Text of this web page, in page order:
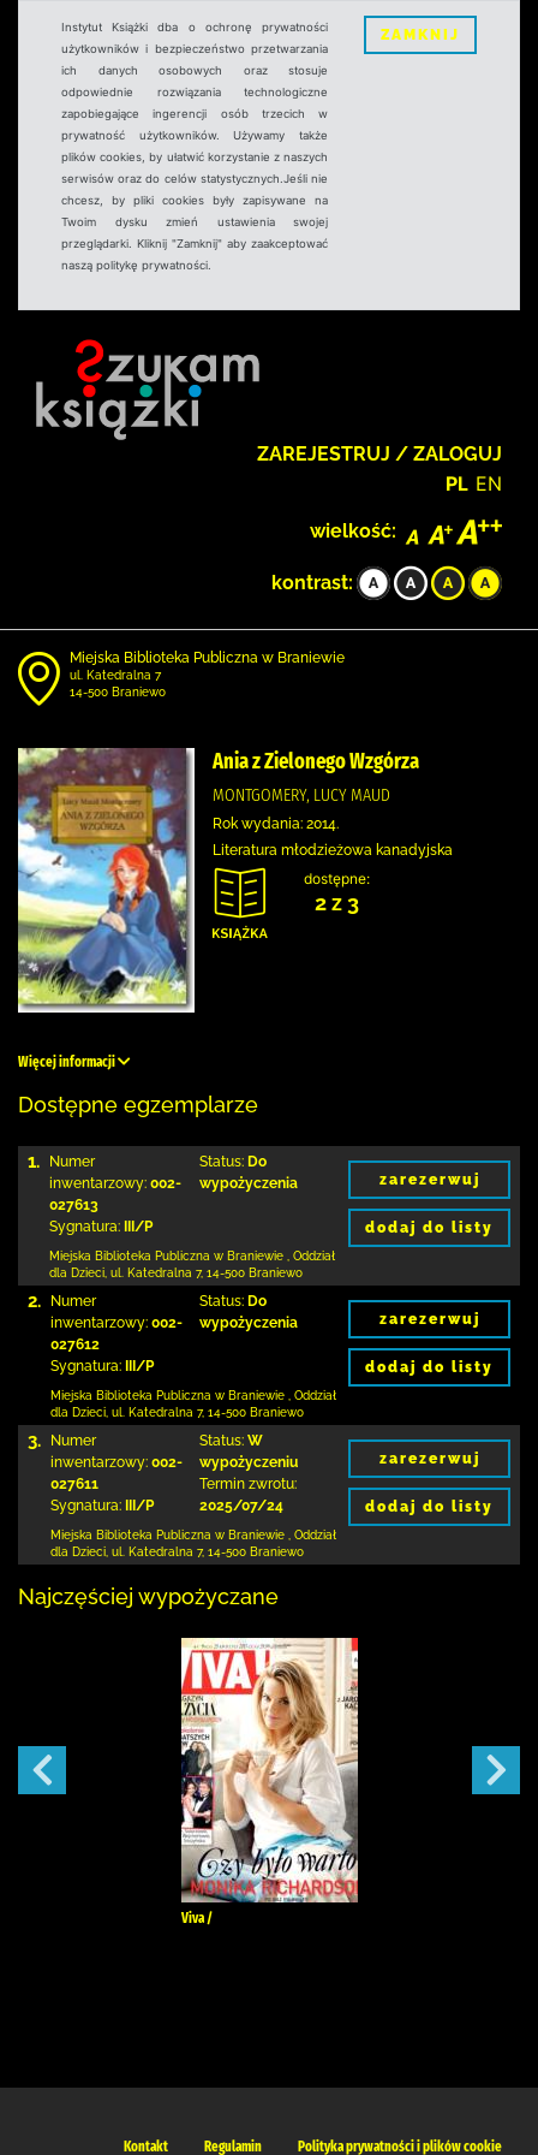
Instytut Książki dba o ochronę prywatności
użytkowników i bezpieczeństwo przetwarzania
ich danych osobowych oraz stosuje
odpowiednie rozwiązania technologiczne
zapobiegające ingerencji osób trzecich w
prywatność użytkowników. Używamy także
plików cookies, by ułatwić korzystanie z naszych
serwisów oraz do celów statystycznych.Jeśli nie
chcesz, by pliki cookies były zapisywane na
Twoim dysku zmień ustawienia swojej
przeglądarki. Kliknij "Zamknij" aby zaakceptować
naszą politykę prywatności.
ZAMKNIJ
ZAREJESTRUJ / ZALOGUJ
PL EN
wielkość:
kontrast:
Miejska Biblioteka Publiczna w Braniewie
ul. Katedralna 7
14-500 Braniewo
Ania z Zielonego Wzgórza
MONTGOMERY, LUCY MAUD
Rok wydania: 2014.
Literatura młodzieżowa kanadyjska
dostępne:
2 z 3
Więcej informacji
Dostępne egzemplarze
1.
Numer
inwentarzowy: 002-
027613
Sygnatura:
III/P
Status: Do
wypożyczenia
Miejska Biblioteka Publiczna w Braniewie
Oddział
dla Dzieci, ul. Katedralna 7, 14-500 Braniewo
zarezerwuj
dodaj do listy
2.
Numer
inwentarzowy: 002-
027612
Sygnatura:
III/P
Status: Do
wypożyczenia
Miejska Biblioteka Publiczna w Braniewie
Oddział
dla Dzieci, ul. Katedralna 7, 14-500 Braniewo
zarezerwuj
dodaj do listy
3.
Numer
inwentarzowy: 002-
027611
Sygnatura:
III/P
Status: W
wypożyczeniu
Termin zwrotu:
2025/07/24
Miejska Biblioteka Publiczna w Braniewie
Oddział
dla Dzieci, ul. Katedralna 7, 14-500 Braniewo
zarezerwuj
dodaj do listy
Najczęściej wypożyczane
Viva /
Kontakt Regulamin Polityka prywatności i plików cookie